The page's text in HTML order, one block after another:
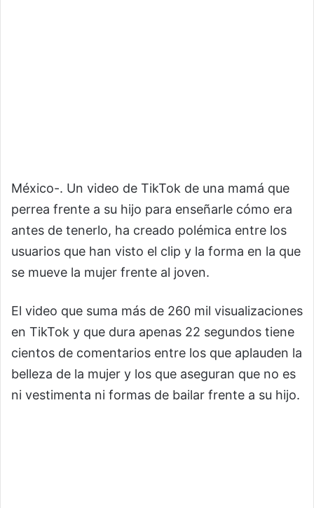
México-. Un video de TikTok de una mamá que
perrea frente a su hijo para enseñarle cómo era
antes de tenerlo, ha creado polémica entre los
usuarios que han visto el clip y la forma en la que
se mueve la mujer frente al joven.
El video que suma más de 260 mil visualizaciones
en TikTok y que dura apenas 22 segundos tiene
cientos de comentarios entre los que aplauden la
belleza de la mujer y los que aseguran que no es
ni vestimenta ni formas de bailar frente a su hijo.